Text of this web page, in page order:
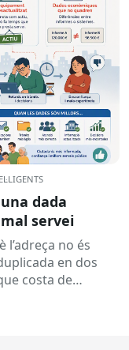
dada
servei
no és
en dos
costa de